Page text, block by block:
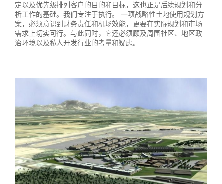
定以及优先级排列客户的目的和目标，这也正是后续规划和分
析工作的基础。我们专注于执行。 一项战略性土地使用规划方
案，必须意识到财务责任和机场效能，更要在实际规划和市场
需求上切实可行。与此同时，它还必须顾及周围社区、地区政
治环境以及私人开发行业的考量和疑虑。